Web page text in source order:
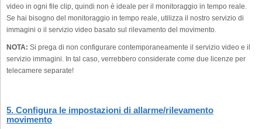
video in ogni file clip, quindi non è ideale per il monitoraggio in tempo reale.
Se hai bisogno del monitoraggio in tempo reale, utilizza il nostro servizio di
immagini o il servizio video basato sul rilevamento del movimento.
NOTA: Si prega di non configurare contemporaneamente il servizio video e il
servizio immagini. In tal caso, verrebbero considerate come due licenze per
telecamere separate!
5. Configura le impostazioni di allarme/rilevamento
movimento